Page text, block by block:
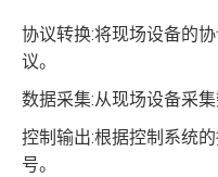
协议转换:将现场设备的
议。
数据采集:从现场设备采
控制输出:根据控制系统
号。